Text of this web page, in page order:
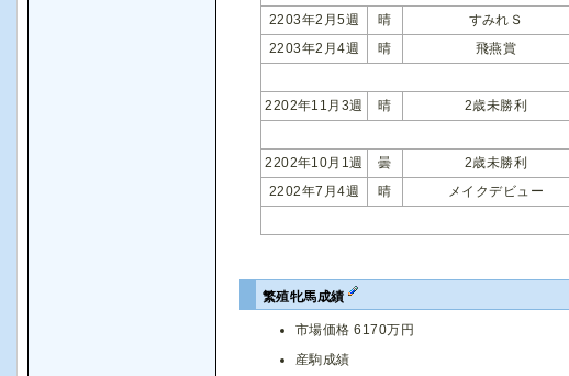
2203年2月5週
晴 すみれＳ
2203年2月4週
晴 飛燕賞
2202年11月3週
晴 2歳未勝利
2202年10月1週
曇 2歳未勝利
2202年7月4週
晴 メイクデビュー
繁殖牝馬成績
市場価格 6170万円
産駒成績